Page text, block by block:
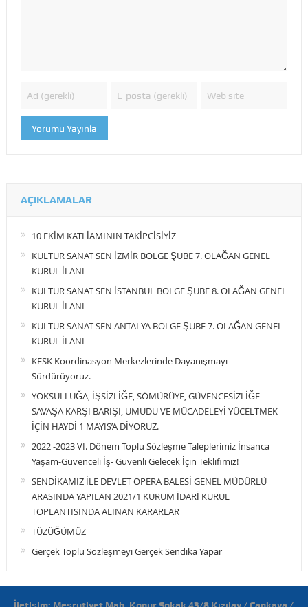
AÇIKLAMALAR
10 EKİM KATLİAMININ TAKİPCİSİYİZ
KÜLTÜR SANAT SEN İZMİR BÖLGE ŞUBE 7. OLAĞAN GENEL
KURUL İLANI
KÜLTÜR SANAT SEN İSTANBUL BÖLGE ŞUBE 8. OLAĞAN GENEL
KURUL İLANI
KÜLTÜR SANAT SEN ANTALYA BÖLGE ŞUBE 7. OLAĞAN GENEL
KURUL İLANI
KESK Koordinasyon Merkezlerinde Dayanışmayı
Sürdürüyoruz.
YOKSULLUĞA, İŞSİZLİĞE, SÖMÜRÜYE, GÜVENCESİZLİĞE
SAVAŞA KARŞI BARIŞI, UMUDU VE MÜCADELEYİ YÜCELTMEK
İÇİN HAYDİ 1 MAYIS’A DİYORUZ.
2022 -2023 VI. Dönem Toplu Sözleşme Taleplerimiz İnsanca
Yaşam-Güvenceli İş- Güvenli Gelecek İçin Teklifimiz!
SENDİKAMIZ İLE DEVLET OPERA BALESİ GENEL MÜDÜRLÜ
ARASINDA YAPILAN 2021/1 KURUM İDARİ KURUL
TOPLANTISINDA ALINAN KARARLAR
TÜZÜĞÜMÜZ
Gerçek Toplu Sözleşmeyi Gerçek Sendika Yapar